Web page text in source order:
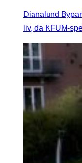
Dianalund
liv, da KFUM-